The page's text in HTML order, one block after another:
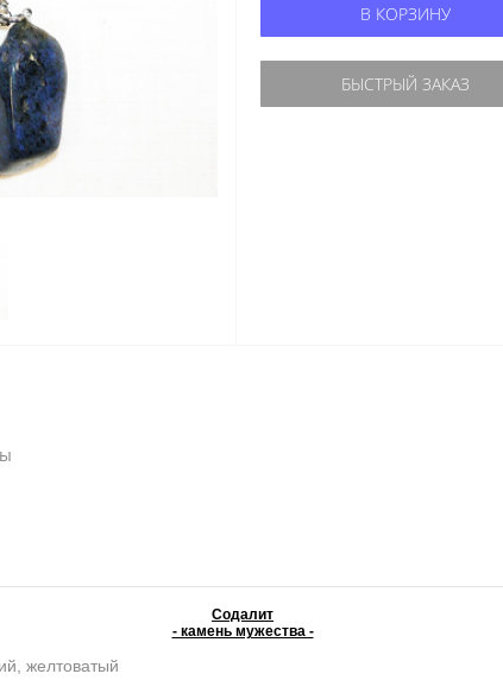
В КОРЗИНУ
БЫСТРЫЙ ЗАКАЗ
Содалит
- камень мужества -
желтоватый